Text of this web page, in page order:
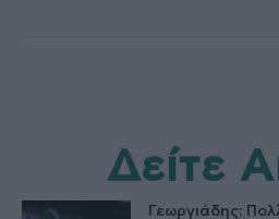
Δείτε
Γεωργιάδης: